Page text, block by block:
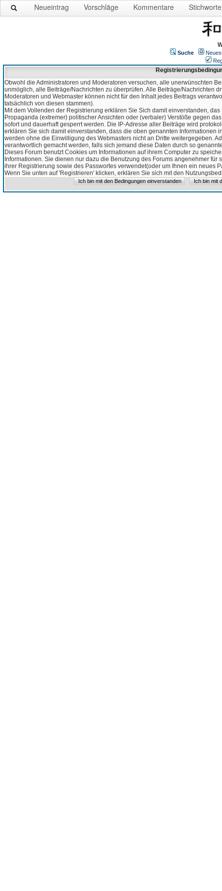
Neueintrag Vorschläge Kommentare Stichworte
Suche
Obwohl die Administratoren und Moderatoren versuchen, alle unerwünschten
unmöglich, alle Beiträge/Nachrichten zu überprüfen. Alle Beiträge/Nachrichten
Moderatoren und Webmaster können nicht für den Inhalt jedes Beitrags
tatsächlich von diesen stammen).
Mit dem Vollenden der Registrierung erklären Sie Sich damit einverstanden,
Propaganda (extremer) politischer Ansichten oder (verbaler) Verstöße gegen
sofort und dauerhaft gesperrt werden. Die IP-Adresse aller Beiträge wird
erklären Sie sich damit einverstanden, dass die oben genannten Informationen
werden ohne die Einwilligung des Webmasters nicht an Dritte weitergegeben.
verantwortlich gemacht werden, falls sich jemand diese Daten durch so
Dieses Forum benutzt Cookies um Informationen auf ihrem Computer zu
Informationen. Sie dienen nur dazu die Benutzung des Forums angenehmer
ihrer Registrierung sowie des Passwortes verwendet(oder um Ihnen ein neues
Wenn Sie unten auf 'Registrieren' klicken, erklären Sie sich mit den